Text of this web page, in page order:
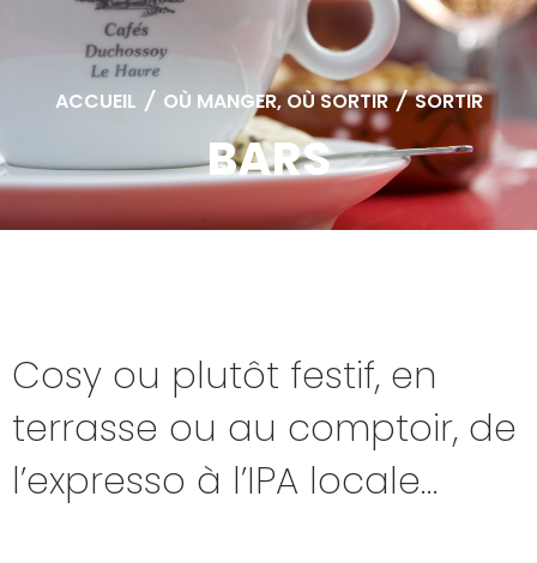
ACCUEIL / OÙ MANGER, OÙ SORTIR / SORTIR
BARS
Cosy ou plutôt festif, en
terrasse ou au comptoir, de
l’expresso à l’IPA locale…